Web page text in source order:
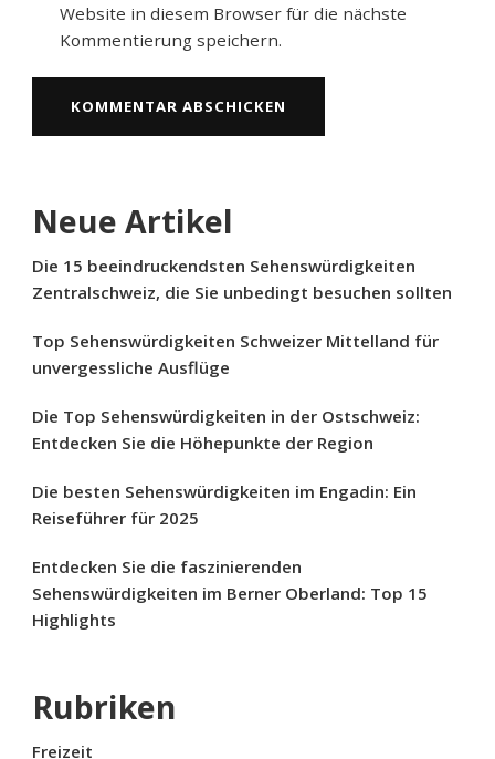
Website in diesem Browser für die nächste
Kommentierung speichern.
Neue Artikel
Die 15 beeindruckendsten Sehenswürdigkeiten
Zentralschweiz, die Sie unbedingt besuchen sollten
Top Sehenswürdigkeiten Schweizer Mittelland für
unvergessliche Ausflüge
Die Top Sehenswürdigkeiten in der Ostschweiz:
Entdecken Sie die Höhepunkte der Region
Die besten Sehenswürdigkeiten im Engadin: Ein
Reiseführer für 2025
Entdecken Sie die faszinierenden
Sehenswürdigkeiten im Berner Oberland: Top 15
Highlights
Rubriken
Freizeit